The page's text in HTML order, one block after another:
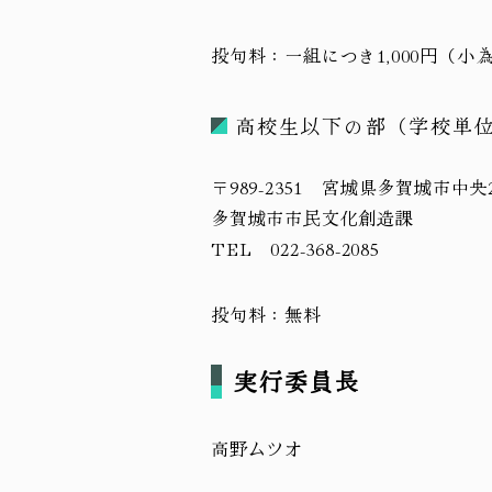
投句料：一組につき1,000円（小為
高校生以下の部（学校単位
〒989-2351 宮城県多賀城市中央
多賀城市市民文化創造課
TEL 022-368-2085
投句料：無料
実行委員長
高野ムツオ